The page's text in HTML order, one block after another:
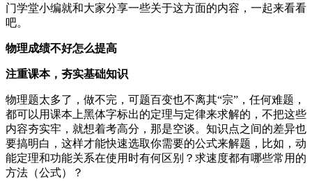
门学堂小编就和大家分享一些关于这方面的内容，一起来看看
吧。
物理成绩不好怎么提高
注重课本，夯实基础知识
物理题太多了，做不完，可题百变也不离其“宗”，任何难题，
都可以用课本上黑体字标出的定理与定律来求解的，不把这些
内容夯实牢，就想着考高分，那是空谈。知识点之间的差异也
要搞明白，这样才能快速选取你需要的公式来解题，比如，动
能定理和功能关系在使用时有何区别？求速度都有哪些常用的
方法（公式）？